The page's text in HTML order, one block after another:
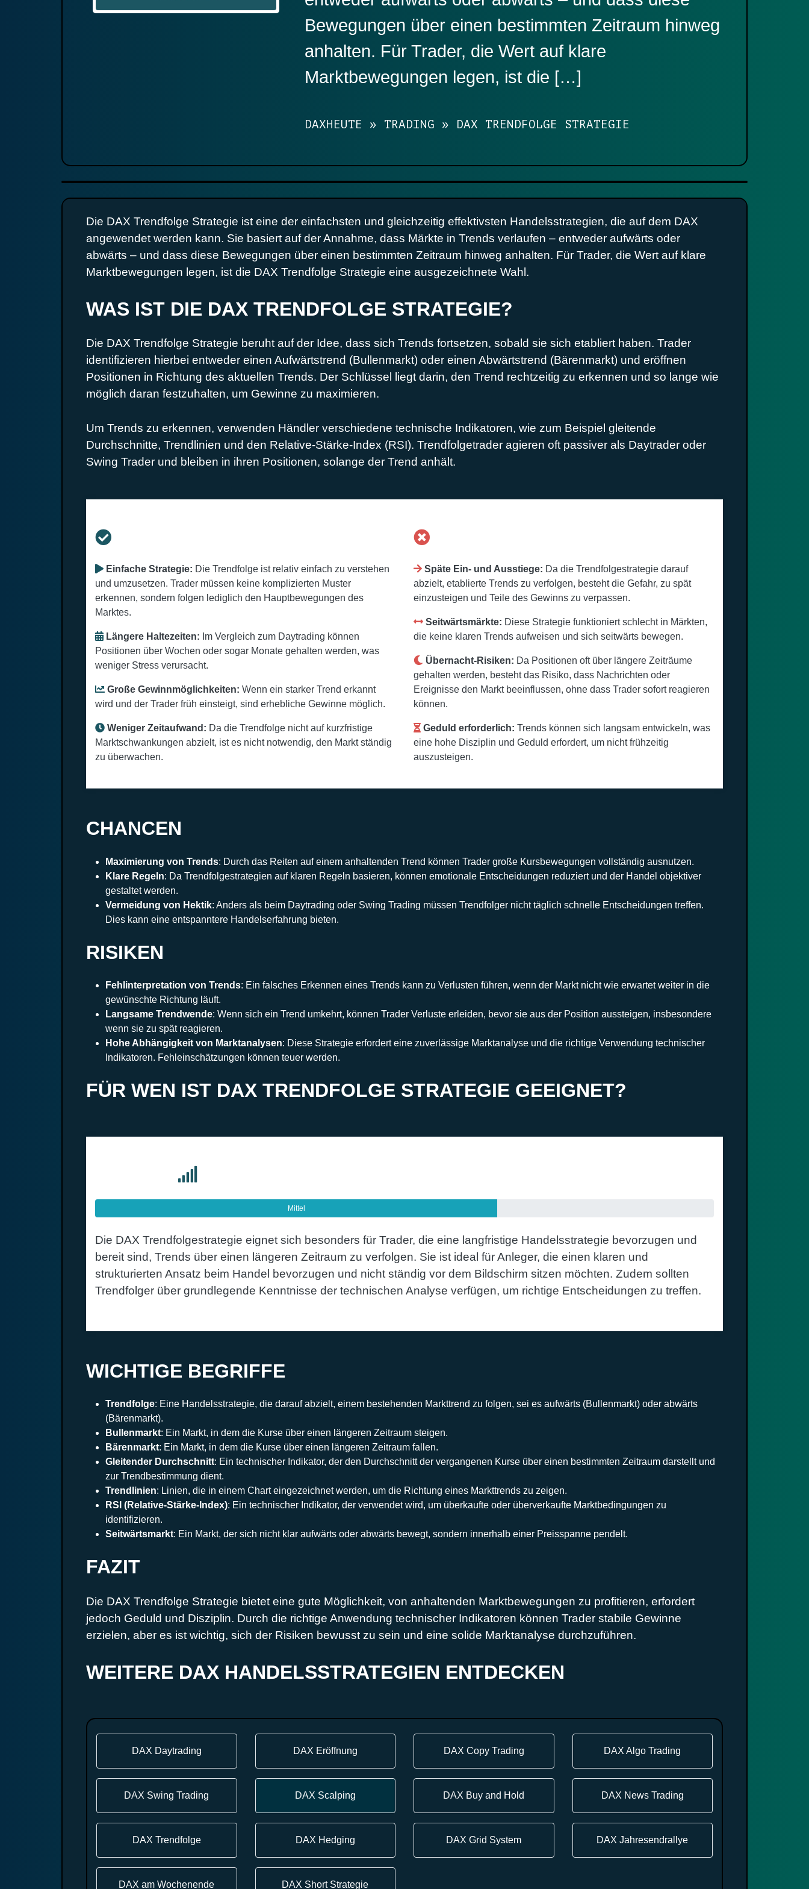
Bewegungen über einen bestimmten Zeitraum hinweg
anhalten. Für Trader, die Wert auf klare
Marktbewegungen legen, ist die […]
DAXHEUTE » TRADING » DAX TRENDFOLGE STRATEGIE
Die DAX Trendfolge Strategie ist eine der einfachsten und gleichzeitig effektivsten Handelsstrategien, die auf dem DAX
angewendet werden kann. Sie basiert auf der Annahme, dass Märkte in Trends verlaufen – entweder aufwärts oder
abwärts – und dass diese Bewegungen über einen bestimmten Zeitraum hinweg anhalten. Für Trader, die Wert auf klare
Marktbewegungen legen, ist die DAX Trendfolge Strategie eine ausgezeichnete Wahl.
WAS IST DIE DAX TRENDFOLGE STRATEGIE?
Die DAX Trendfolge Strategie beruht auf der Idee, dass sich Trends fortsetzen, sobald sie sich etabliert haben. Trader
identifizieren hierbei entweder einen Aufwärtstrend (Bullenmarkt) oder einen Abwärtstrend (Bärenmarkt) und eröffnen
Positionen in Richtung des aktuellen Trends. Der Schlüssel liegt darin, den Trend rechtzeitig zu erkennen und so lange wie
möglich daran festzuhalten, um Gewinne zu maximieren.
Um Trends zu erkennen, verwenden Händler verschiedene technische Indikatoren, wie zum Beispiel gleitende
Durchschnitte, Trendlinien und den Relative-Stärke-Index (RSI). Trendfolgetrader agieren oft passiver als Daytrader oder
Swing Trader und bleiben in ihren Positionen, solange der Trend anhält.
Einfache Strategie: Die Trendfolge ist relativ einfach zu verstehen
und umzusetzen. Trader müssen keine komplizierten Muster
erkennen, sondern folgen lediglich den Hauptbewegungen des
Marktes.
Längere Haltezeiten: Im Vergleich zum Daytrading können
Positionen über Wochen oder sogar Monate gehalten werden, was
weniger Stress verursacht.
Große Gewinnmöglichkeiten: Wenn ein starker Trend erkannt
wird und der Trader früh einsteigt, sind erhebliche Gewinne möglich.
Weniger Zeitaufwand: Da die Trendfolge nicht auf kurzfristige
Marktschwankungen abzielt, ist es nicht notwendig, den Markt ständig
zu überwachen.
Späte Ein- und Ausstiege: Da die Trendfolgestrategie darauf
abzielt, etablierte Trends zu verfolgen, besteht die Gefahr, zu spät
einzusteigen und Teile des Gewinns zu verpassen.
Seitwärtsmärkte: Diese Strategie funktioniert schlecht in Märkten,
die keine klaren Trends aufweisen und sich seitwärts bewegen.
Übernacht-Risiken: Da Positionen oft über längere Zeiträume
gehalten werden, besteht das Risiko, dass Nachrichten oder
Ereignisse den Markt beeinflussen, ohne dass Trader sofort reagieren
können.
Geduld erforderlich: Trends können sich langsam entwickeln, was
eine hohe Disziplin und Geduld erfordert, um nicht frühzeitig
auszusteigen.
CHANCEN
Maximierung von Trends: Durch das Reiten auf einem anhaltenden Trend können Trader große Kursbewegungen vollständig ausnutzen.
Klare Regeln: Da Trendfolgestrategien auf klaren Regeln basieren, können emotionale Entscheidungen reduziert und der Handel objektiver
gestaltet werden.
Vermeidung von Hektik: Anders als beim Daytrading oder Swing Trading müssen Trendfolger nicht täglich schnelle Entscheidungen treffen.
Dies kann eine entspanntere Handelserfahrung bieten.
RISIKEN
Fehlinterpretation von Trends: Ein falsches Erkennen eines Trends kann zu Verlusten führen, wenn der Markt nicht wie erwartet weiter in die
gewünschte Richtung läuft.
Langsame Trendwende: Wenn sich ein Trend umkehrt, können Trader Verluste erleiden, bevor sie aus der Position aussteigen, insbesondere
wenn sie zu spät reagieren.
Hohe Abhängigkeit von Marktanalysen: Diese Strategie erfordert eine zuverlässige Marktanalyse und die richtige Verwendung technischer
Indikatoren. Fehleinschätzungen können teuer werden.
FÜR WEN IST DAX TRENDFOLGE STRATEGIE GEEIGNET?
Mittel
Die DAX Trendfolgestrategie eignet sich besonders für Trader, die eine langfristige Handelsstrategie bevorzugen und
bereit sind, Trends über einen längeren Zeitraum zu verfolgen. Sie ist ideal für Anleger, die einen klaren und
strukturierten Ansatz beim Handel bevorzugen und nicht ständig vor dem Bildschirm sitzen möchten. Zudem sollten
Trendfolger über grundlegende Kenntnisse der technischen Analyse verfügen, um richtige Entscheidungen zu treffen.
WICHTIGE BEGRIFFE
Trendfolge: Eine Handelsstrategie, die darauf abzielt, einem bestehenden Markttrend zu folgen, sei es aufwärts (Bullenmarkt) oder abwärts
(Bärenmarkt).
Bullenmarkt: Ein Markt, in dem die Kurse über einen längeren Zeitraum steigen.
Bärenmarkt: Ein Markt, in dem die Kurse über einen längeren Zeitraum fallen.
Gleitender Durchschnitt: Ein technischer Indikator, der den Durchschnitt der vergangenen Kurse über einen bestimmten Zeitraum darstellt und
zur Trendbestimmung dient.
Trendlinien: Linien, die in einem Chart eingezeichnet werden, um die Richtung eines Markttrends zu zeigen.
RSI (Relative-Stärke-Index): Ein technischer Indikator, der verwendet wird, um überkaufte oder überverkaufte Marktbedingungen zu
identifizieren.
Seitwärtsmarkt: Ein Markt, der sich nicht klar aufwärts oder abwärts bewegt, sondern innerhalb einer Preisspanne pendelt.
FAZIT
Die DAX Trendfolge Strategie bietet eine gute Möglichkeit, von anhaltenden Marktbewegungen zu profitieren, erfordert
jedoch Geduld und Disziplin. Durch die richtige Anwendung technischer Indikatoren können Trader stabile Gewinne
erzielen, aber es ist wichtig, sich der Risiken bewusst zu sein und eine solide Marktanalyse durchzuführen.
WEITERE DAX HANDELSSTRATEGIEN ENTDECKEN
DAX Daytrading DAX Eröffnung DAX Copy Trading DAX Algo Trading
DAX Swing Trading DAX Scalping DAX Buy and Hold DAX News Trading
DAX Trendfolge DAX Hedging DAX Grid System DAX Jahresendrallye
DAX am Wochenende DAX Short Strategie